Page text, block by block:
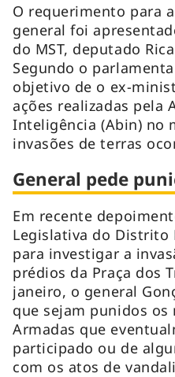
O requerimento para
general foi
do MST, deputado
Segundo o
objetivo de o ex-
ações realizadas pela
Inteligência (Abin) no
invasões de terras
General pede
Em recente
Legislativa do Distrito
para investigar a
prédios da Praça dos
janeiro, o general
que sejam punidos os
Armadas que
participado ou de
com os atos de